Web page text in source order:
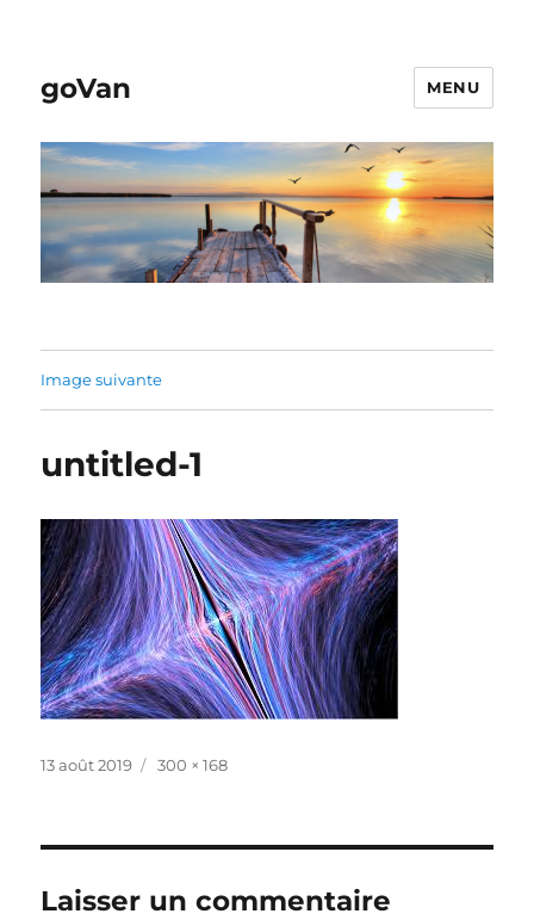
goVan MENU
Image suivante
untitled-1
Publié
13 août 2019
Taille
300 × 168
Laisser un commentaire